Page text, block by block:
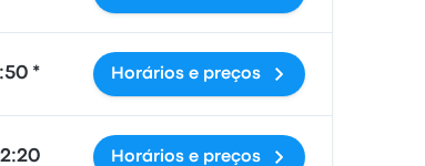
* Horários e preços
Horários e preços